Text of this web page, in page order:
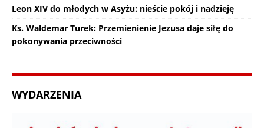
Leon XIV do młodych w Asyżu: nieście pokój i nadzieję
Ks. Waldemar Turek: Przemienienie Jezusa daje siłę do
pokonywania przeciwności
WYDARZENIA